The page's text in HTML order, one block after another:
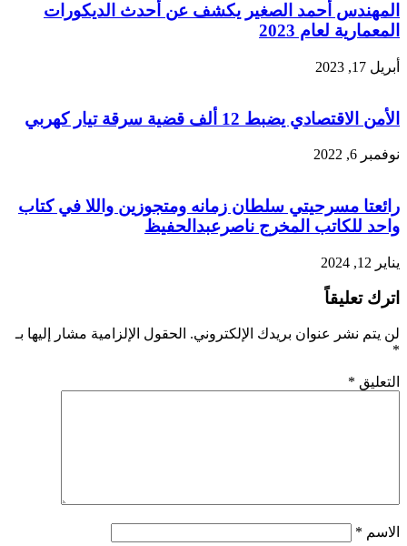
المهندس أحمد الصغير يكشف عن أحدث الديكورات
المعمارية لعام 2023
أبريل 17, 2023
الأمن الاقتصادي يضبط 12 ألف قضية سرقة تيار كهربي
نوفمبر 6, 2022
رائعتا مسرحيتي سلطان زمانه ومتجوزين واللا في كتاب
واحد للكاتب المخرج ناصرعبدالحفيظ
يناير 12, 2024
اترك تعليقاً
لن يتم نشر عنوان بريدك الإلكتروني. الحقول الإلزامية مشار إليها بـ
*
التعليق *
الاسم *